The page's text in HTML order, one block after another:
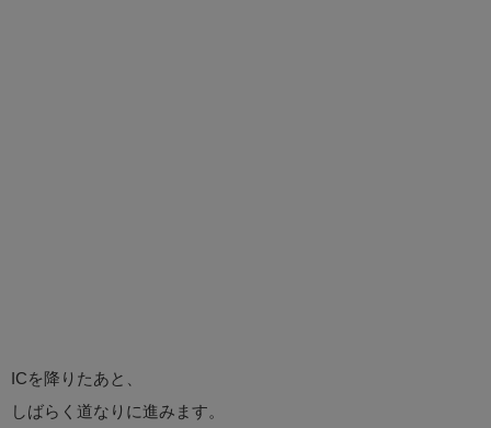
ICを降りたあと、
しばらく道なりに進みます。